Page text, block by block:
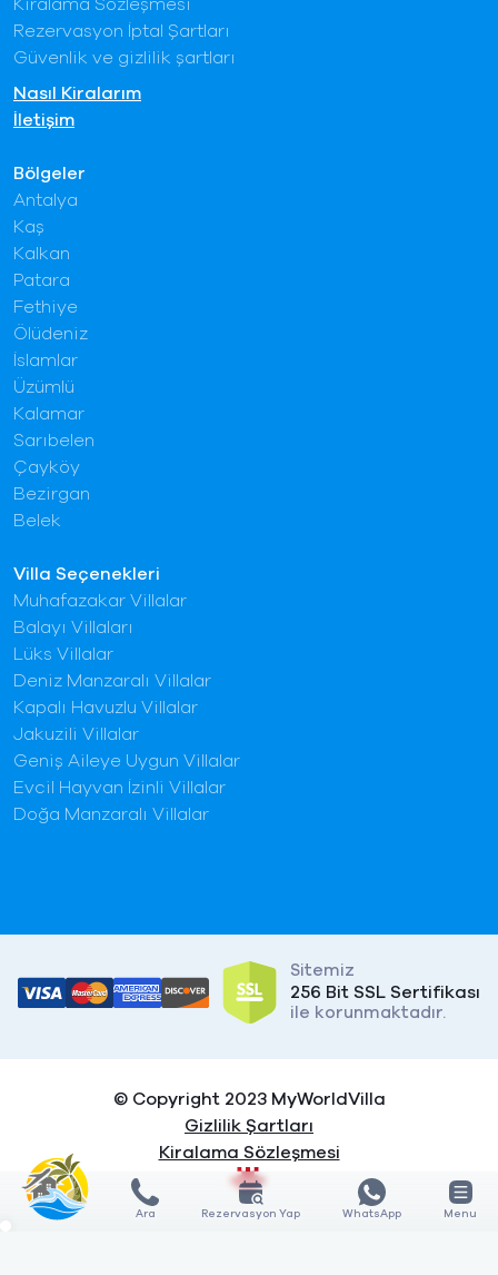
Villa Seçenekleri
Muhafazakar Villalar
Balayı Villaları
Lüks Villalar
Deniz Manzaralı Villalar
Kapalı Havuzlu Villalar
Jakuzili Villalar
Geniş Aileye Uygun Villalar
Evcil Hayvan İzinli Villalar
Doğa Manzaralı Villalar
Bölgeler
Antalya
Kaş
Kalkan
Patara
Fethiye
Ölüdeniz
İslamlar
Üzümlü
Kalamar
Sarıbelen
Çayköy
Bezirgan
Belek
Kiralama Sözleşmesi
Rezervasyon İptal Şartları
Güvenlik ve gizlilik şartları
Nasıl Kiralarım
İletişim
Sitemiz
256 Bit SSL Sertifikası
ile korunmaktadır.
© Copyright 2023 MyWorldVilla
Gizlilik Şartları
Kiralama Sözleşmesi
Ara Rezervasyon Yap WhatsApp Menu